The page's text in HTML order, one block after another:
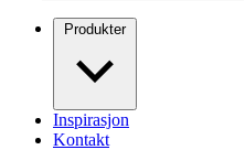
Produkter
Inspirasjon
Kontakt